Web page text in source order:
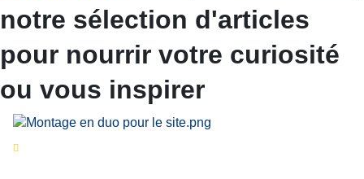
notre sélection d'articles
pour nourrir votre curiosité
ou vous inspirer